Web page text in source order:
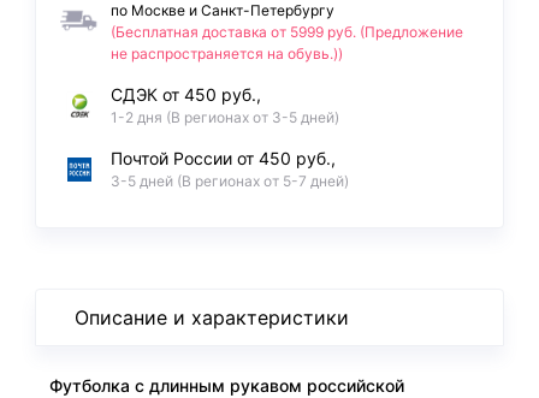
по Москве и Санкт-Петербургу
(Бесплатная доставка от 5999 руб. (Предложение
не распространяется на обувь.))
СДЭК от 450 руб.,
1-2 дня (В регионах от 3-5 дней)
Почтой России от 450 руб.,
3-5 дней (В регионах от 5-7 дней)
Описание и характеристики
Футболка с длинным рукавом российской